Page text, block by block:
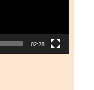
02:28